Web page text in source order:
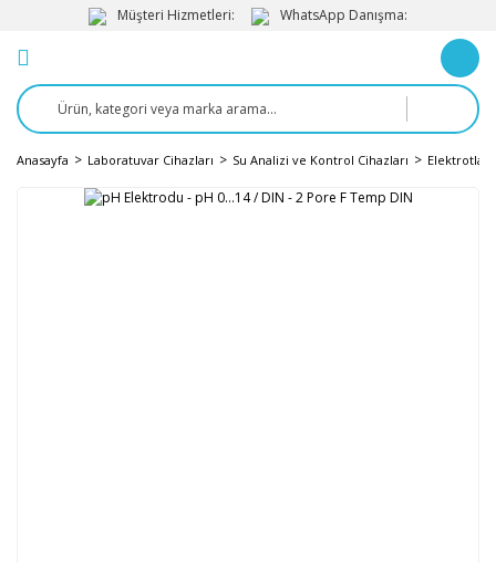
Müşteri Hizmetleri: WhatsApp Danışma:
Anasayfa Laboratuvar Cihazları Su Analizi ve Kontrol Cihazları Elektrotlar